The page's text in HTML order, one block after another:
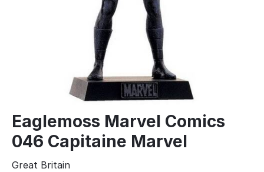
Eaglemoss Marvel Comics
046 Capitaine Marvel
Great Britain